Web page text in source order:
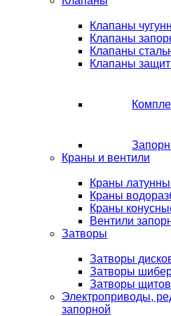
Клапаны
Клапаны
Клапаны
Клапаны
Краны и вентили
Краны
Краны
Краны
Вентили
Затворы
Затворы
Затворы
Затворы
Электроприводы,
запорной